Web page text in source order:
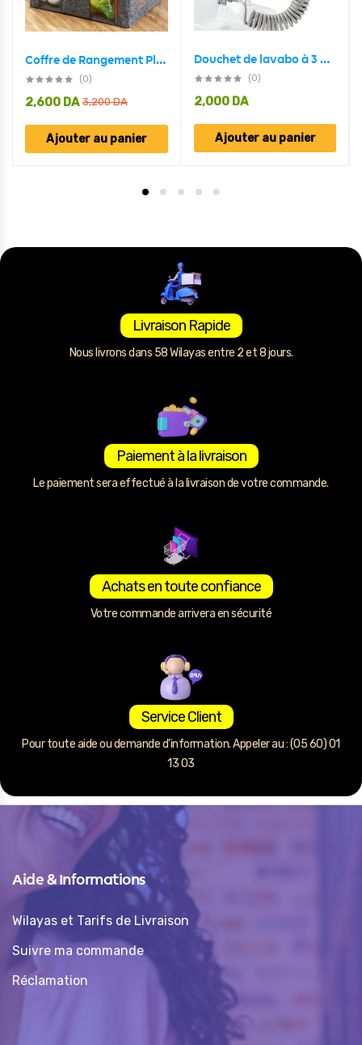
Coffre de Rangement Pliable Pour Vêtements et Articles
(0)
3,200DA
2,600 DA
Ajouter au panier
Douchet de lavabo à 3 Modes réglables télescopique
(0)
2,000 DA
Ajouter au panier
Livraison Rapide
Nous livrons dans 58 Wilayas entre 2 et 8 jours.
Paiement à la livraison
Le paiement sera effectué à la livraison de votre commande.
Achats en toute confiance
Votre commande arrivera en sécurité
Service Client
Pour toute aide ou demande d’information. Appeler au : (05 60) 01
13 03
Aide & Informations
Wilayas et Tarifs de Livraison
Suivre ma commande
Réclamation